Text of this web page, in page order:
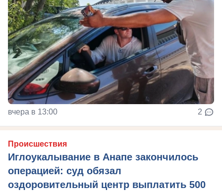
вчера в 13:00 2
Происшествия
Иглоукалывание в Анапе закончилось
операцией: суд обязал
оздоровительный центр выплатить 500